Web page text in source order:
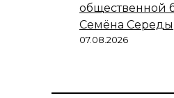
общественной
Семёна Середы
07.08.2026